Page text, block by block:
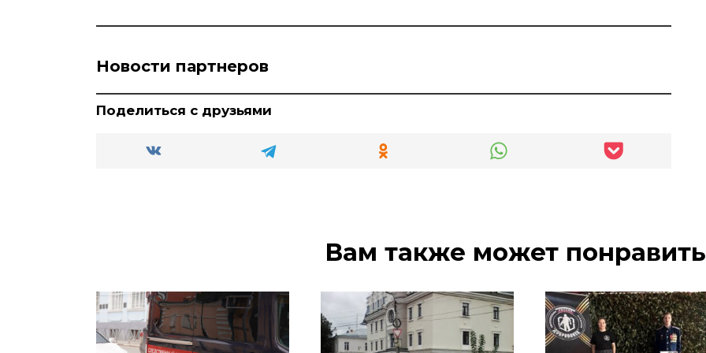
Новости партнеров
Поделиться с друзьями
Вам также может